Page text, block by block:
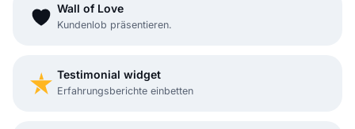
Wall of Love
Kundenlob präsentieren.
Testimonial widget
Erfahrungsberichte einbetten